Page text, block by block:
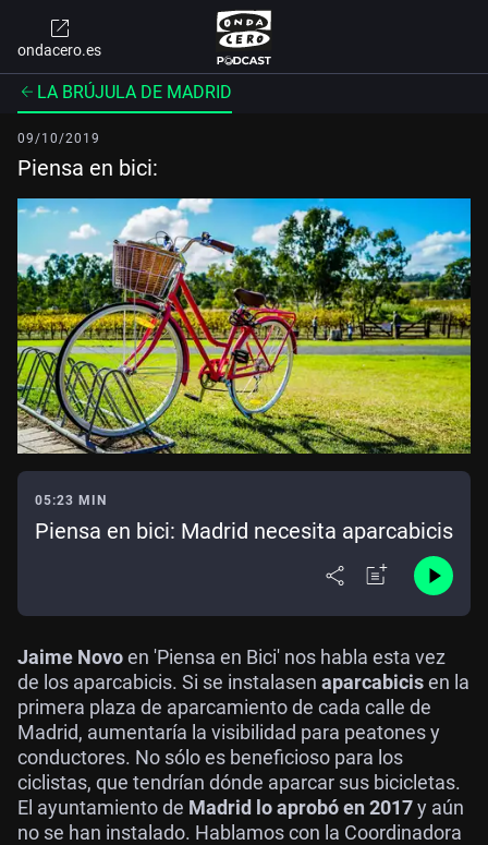
ondacero.es
LA BRÚJULA DE MADRID
09/10/2019
Piensa en bici:
05:23 MIN
Piensa en bici: Madrid necesita aparcabicis
Jaime Novoen 'Piensa en Bici' nos habla esta vez
de los aparcabicis. Si se instalasen aparcabicisen la
primera plaza de aparcamiento de cada calle de
Madrid, aumentaría la visibilidad para peatones y
conductores. No sólo es beneficioso para los
ciclistas, que tendrían dónde aparcar sus bicicletas.
El ayuntamiento de Madrid lo aprobó en 2017y aún
no se han instalado. Hablamos con la Coordinadora